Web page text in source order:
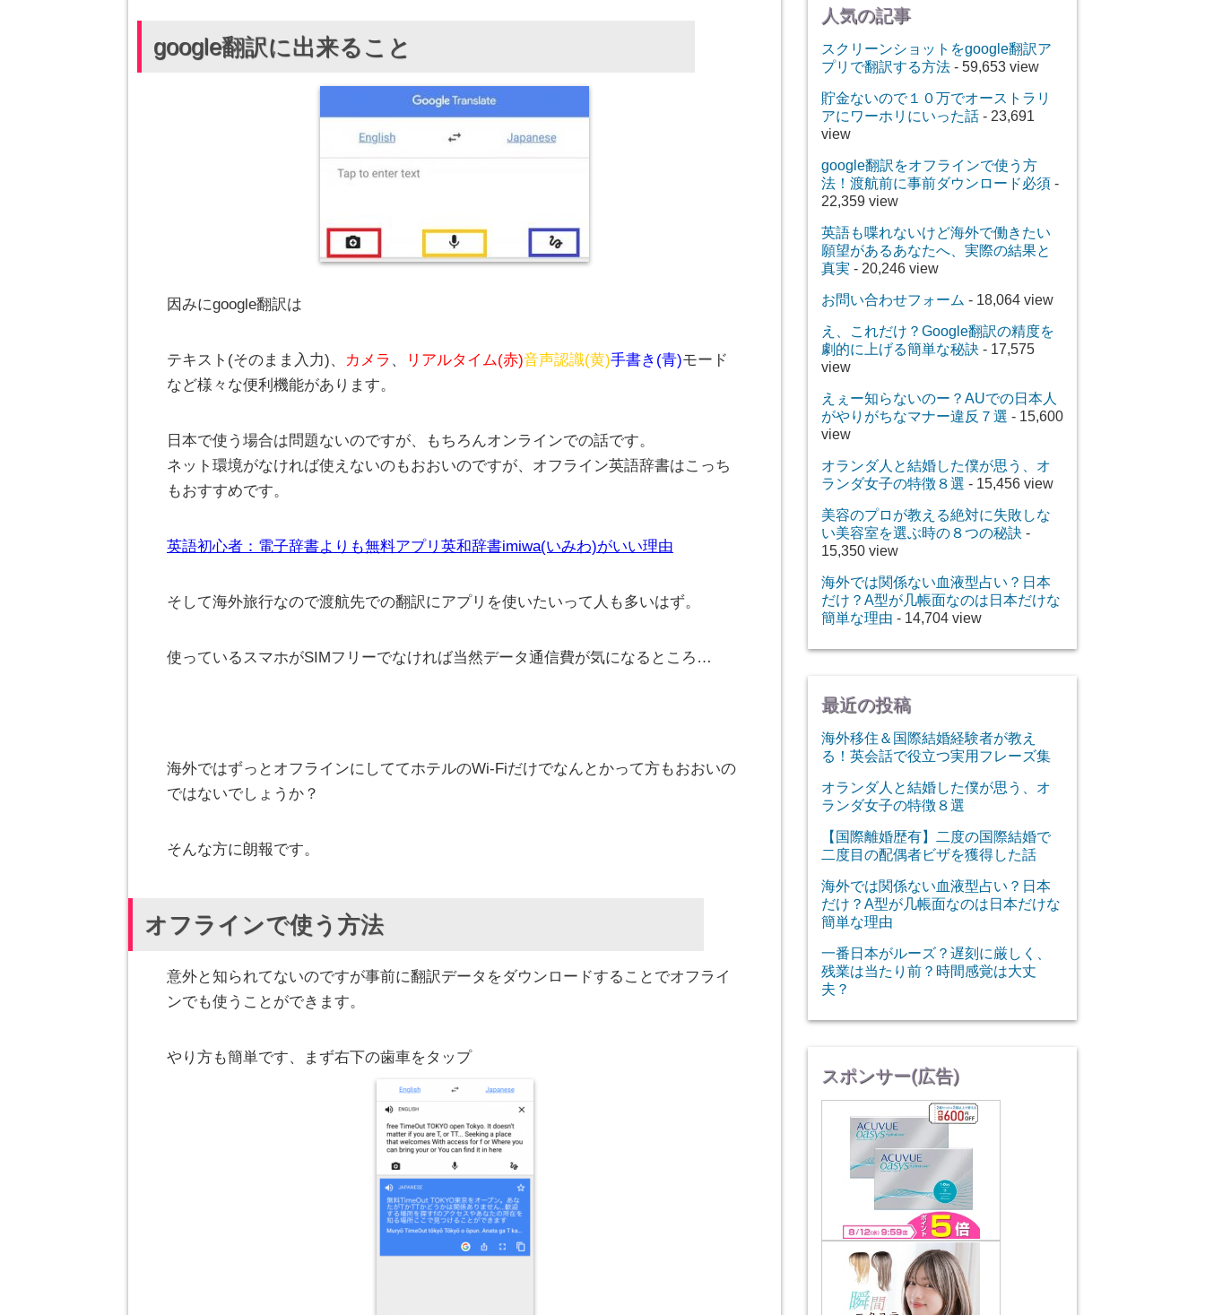
google翻訳に出来ること
因みにgoogle翻訳は
テキスト(そのまま入力)、 カメラ 、 リアルタイム(赤)音声認識(黄)手書き(青)モード
など様々な便利機能があります。
日本で使う場合は問題ないのですが、もちろんオンラインでの話です。
ネット環境がなければ使えないのもおおいのですが、オフライン英語辞書はこっち
もおすすめです。
英語初心者：電子辞書よりも無料アプリ英和辞書imiwa(いみわ)がいい理由
そして海外旅行なので渡航先での翻訳にアプリを使いたいって人も多いはず。
使っているスマホがSIMフリーでなければ当然データ通信費が気になるところ…
海外ではずっとオフラインにしててホテルのWi-Fiだけでなんとかって方もおおいの
ではないでしょうか？
そんな方に朗報です。
オフラインで使う方法
意外と知られてないのですが事前に翻訳データをダウンロードすることでオフライ
ンでも使うことができます。
やり方も簡単です、まず右下の歯車をタップ
人気の記事
スクリーンショットをgoogle翻訳ア
プリで翻訳する方法 - 59,653 view
貯金ないので１０万でオーストラリ
アにワーホリにいった話 - 23,691
view
google翻訳をオフラインで使う方
法！渡航前に事前ダウンロード必須 -
22,359 view
英語も喋れないけど海外で働きたい
願望があるあなたへ、実際の結果と
真実 - 20,246 view
お問い合わせフォーム - 18,064 view
え、これだけ？Google翻訳の精度を
劇的に上げる簡単な秘訣 - 17,575
view
えぇー知らないのー？AUでの日本人
がやりがちなマナー違反７選 - 15,600
view
オランダ人と結婚した僕が思う、オ
ランダ女子の特徴８選 - 15,456 view
美容のプロが教える絶対に失敗しな
い美容室を選ぶ時の８つの秘訣 -
15,350 view
海外では関係ない血液型占い？日本
だけ？A型が几帳面なのは日本だけな
簡単な理由 - 14,704 view
最近の投稿
海外移住＆国際結婚経験者が教え
る！英会話で役立つ実用フレーズ集
オランダ人と結婚した僕が思う、オ
ランダ女子の特徴８選
【国際離婚歴有】二度の国際結婚で
二度目の配偶者ビザを獲得した話
海外では関係ない血液型占い？日本
だけ？A型が几帳面なのは日本だけな
簡単な理由
一番日本がルーズ？遅刻に厳しく、
残業は当たり前？時間感覚は大丈
夫？
スポンサー(広告)